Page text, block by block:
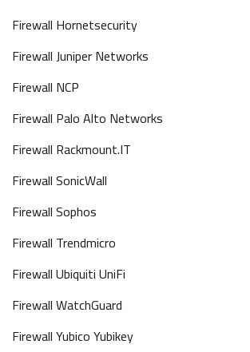
Firewall Hornetsecurity
Firewall Juniper Networks
Firewall NCP
Firewall Palo Alto Networks
Firewall Rackmount.IT
Firewall SonicWall
Firewall Sophos
Firewall Trendmicro
Firewall Ubiquiti UniFi
Firewall WatchGuard
Firewall Yubico Yubikey